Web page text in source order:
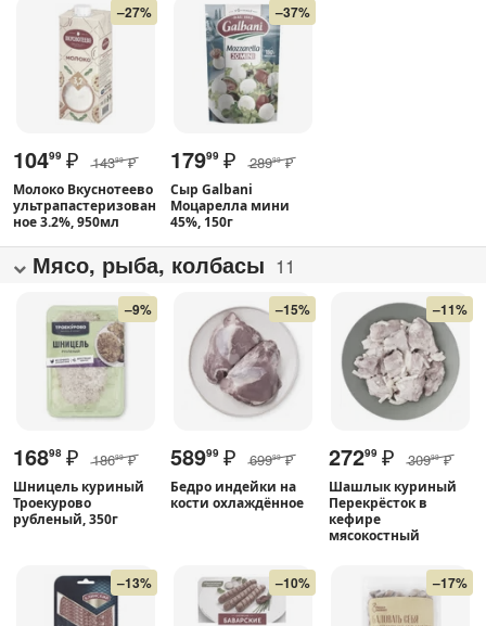
–27%
10499 ₽ 14399 ₽
Молоко Вкуснотеево
ультрапастеризован
ное 3.2%, 950мл
–37%
17999 ₽ 28999 ₽
Сыр Galbani
Моцарелла мини
45%, 150г
Мясо, рыба, колбасы 11
–9%
16898 ₽ 18699 ₽
Шницель куриный
Троекурово
рубленый, 350г
–15%
58999 ₽ 69999 ₽
Бедро индейки на
кости охлаждённое
–11%
27299 ₽ 30999 ₽
Шашлык куриный
Перекрёсток в
кефире
мясокостный
–13% –10% –17%